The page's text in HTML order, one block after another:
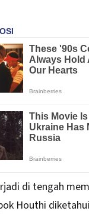
di tengah
Houthi